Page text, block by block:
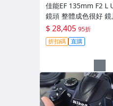
佳能EF 135mm F2 L
鏡頭 整體成色很好 鏡
美無劃痕 功能一切正
拆修無-3430
$ 28,405 95折
折扣碼 直購